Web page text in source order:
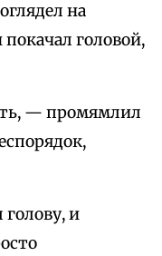
на
головой,
— промямлил
и